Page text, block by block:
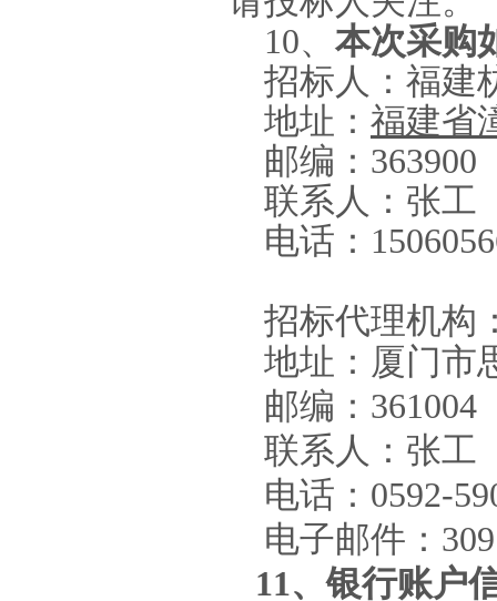
10、 本次采购
招标人：福建
地址： 福建省
邮编： 363900
联系人：张工
电话：
招标代理机构
地址：厦门市
邮编： 361004
联系人：张工
电话： 0592-
电子邮件：
11、银行账户